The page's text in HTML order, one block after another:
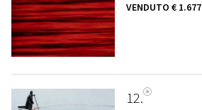
VENDUTO € 1.677
12